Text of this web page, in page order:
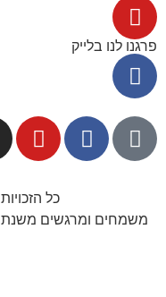
פרגנו לנו בלייק
משמחים ומרגשים משנת 2007 – 2026